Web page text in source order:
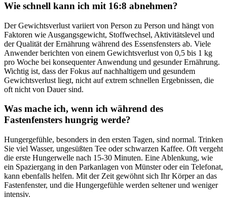
Wie schnell kann ich mit 16:8 abnehmen?
Der Gewichtsverlust variiert von Person zu Person und hängt von
Faktoren wie Ausgangsgewicht, Stoffwechsel, Aktivitätslevel und
der Qualität der Ernährung während des Essensfensters ab. Viele
Anwender berichten von einem Gewichtsverlust von 0,5 bis 1 kg
pro Woche bei konsequenter Anwendung und gesunder Ernährung.
Wichtig ist, dass der Fokus auf nachhaltigem und gesundem
Gewichtsverlust liegt, nicht auf extrem schnellen Ergebnissen, die
oft nicht von Dauer sind.
Was mache ich, wenn ich während des
Fastenfensters hungrig werde?
Hungergefühle, besonders in den ersten Tagen, sind normal. Trinken
Sie viel Wasser, ungesüßten Tee oder schwarzen Kaffee. Oft vergeht
die erste Hungerwelle nach 15-30 Minuten. Eine Ablenkung, wie
ein Spaziergang in den Parkanlagen von Münster oder ein Telefonat,
kann ebenfalls helfen. Mit der Zeit gewöhnt sich Ihr Körper an das
Fastenfenster, und die Hungergefühle werden seltener und weniger
intensiv.